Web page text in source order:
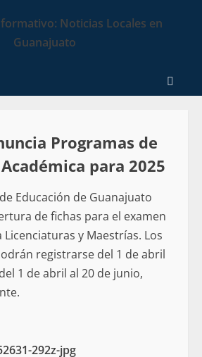
Programas de
para 2025
Educación de Guanajuato
de fichas para el examen
Licenciaturas y Maestrías. Los
registrarse del 1 de abril
1 de abril al 20 de junio,